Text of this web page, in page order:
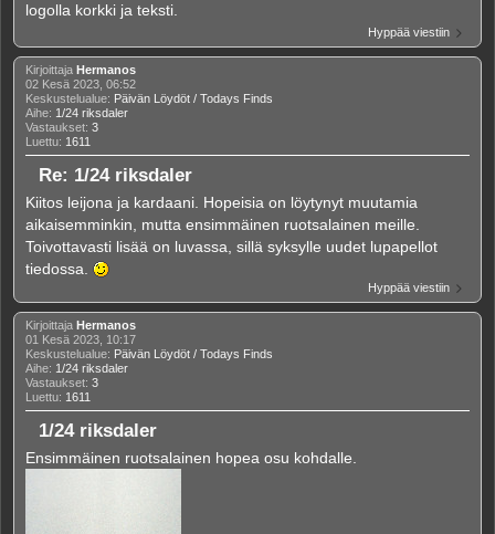
logolla korkki ja teksti.
Hyppää viestiin
Kirjoittaja Hermanos
02 Kesä 2023, 06:52
Keskustelualue: Päivän Löydöt / Todays Finds
Aihe: 1/24 riksdaler
Vastaukset: 3
Luettu: 1611
Re: 1/24 riksdaler
Kiitos leijona ja kardaani. Hopeisia on löytynyt muutamia
aikaisemminkin, mutta ensimmäinen ruotsalainen meille.
Toivottavasti lisää on luvassa, sillä syksylle uudet lupapellot
tiedossa.
Hyppää viestiin
Kirjoittaja Hermanos
01 Kesä 2023, 10:17
Keskustelualue: Päivän Löydöt / Todays Finds
Aihe: 1/24 riksdaler
Vastaukset: 3
Luettu: 1611
1/24 riksdaler
Ensimmäinen ruotsalainen hopea osu kohdalle.